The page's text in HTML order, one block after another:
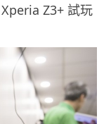
Z3+ 試玩